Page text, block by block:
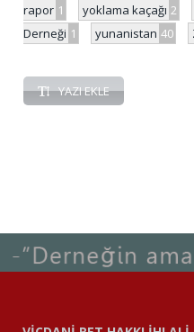
rapor 1 yoklama kaçağı 2
Derneği 1 yunanistan 40
YAZI EKLE